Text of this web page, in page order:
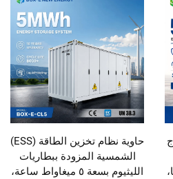
حاوية نظام تخزين الطاقة (ESS)
الشمسية المزودة ببطاريات
الليثيوم بسعة ٥ ميغاواط ساعة،